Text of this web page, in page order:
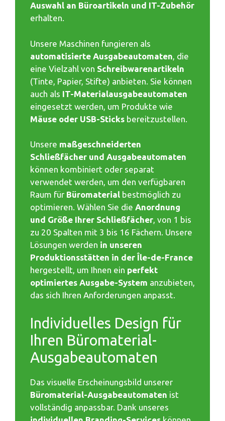
Auswahl an Büroartikeln und IT-Zubehör
erhalten.
Unsere Maschinen fungieren als
automatisierte Ausgabeautomaten, die
eine Vielzahl von Schreibwarenartikeln
(Tinte, Papier, Stifte) anbieten. Sie können
auch als IT-Materialausgabeautomaten
eingesetzt werden, um Produkte wie
Mäuse oder USB-Sticks bereitzustellen.
Unsere maßgeschneiderten
Schließfächer und Ausgabeautomaten
können kombiniert oder separat
verwendet werden, um den verfügbaren
Raum für Büromaterial bestmöglich zu
optimieren. Wählen Sie die Anordnung
und Größe Ihrer Schließfächer, von 1 bis
zu 20 Spalten mit 3 bis 16 Fächern. Unsere
Lösungen werden in unseren
Produktionsstätten in der Île-de-France
hergestellt, um Ihnen ein perfekt
optimiertes Ausgabe-System anzubieten,
das sich Ihren Anforderungen anpasst.
Individuelles Design für
Ihren Büromaterial-
Ausgabeautomaten
Das visuelle Erscheinungsbild unserer
Büromaterial-Ausgabeautomaten ist
vollständig anpassbar. Dank unseres